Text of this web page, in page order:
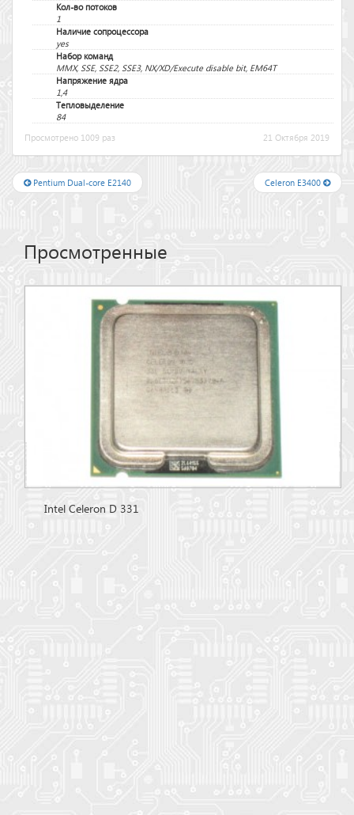
Кол-во потоков
1
Наличие сопроцессора
yes
Набор команд
MMX, SSE, SSE2, SSE3, NX/XD/Execute disable bit, EM64T
Напряжение ядра
1,4
Тепловыделение
84
Просмотрено 1009 раз
21 Октября 2019
Pentium Dual-core E2140 Celeron E3400
Просмотренные
Intel Celeron D 331